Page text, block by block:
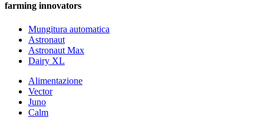
farming innovators
Mungitura automatica
Astronaut
Astronaut Max
Dairy XL
Alimentazione
Vector
Juno
Calm